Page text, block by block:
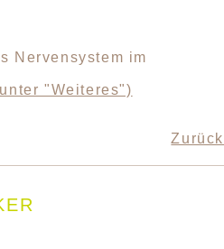
Nervensystem im
"Weiteres")
Zurück